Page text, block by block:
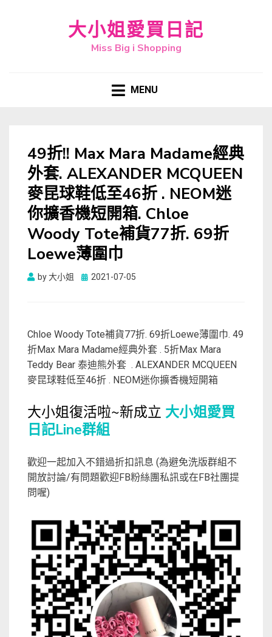
大小姐愛買日記
Miss Big i Shopping
MENU
49折!! Max Mara Madame經典
外套. ALEXANDER MCQUEEN
麥昆球鞋低至46折 . NEOM迷
你擴香機短開箱. Chloe
Woody Tote補貨77折. 69折
Loewe薄圍巾
by大小姐
Posted
2021-07-05
Chloe Woody Tote補貨77折. 69折Loewe薄圍巾. 49
折Max Mara Madame經典外套 . 5折Max Mara
Teddy Bear 泰迪熊外套 . ALEXANDER MCQUEEN
麥昆球鞋低至46折 . NEOM迷你擴香機短開箱
大小姐復活啦~新成立 大小姐愛買
日記Line群組
歡迎一起加入不錯過折扣訊息 (為避免洗版群組不
開放討論/有問題歡迎FB粉絲團私訊或在FB社團提
問喔)